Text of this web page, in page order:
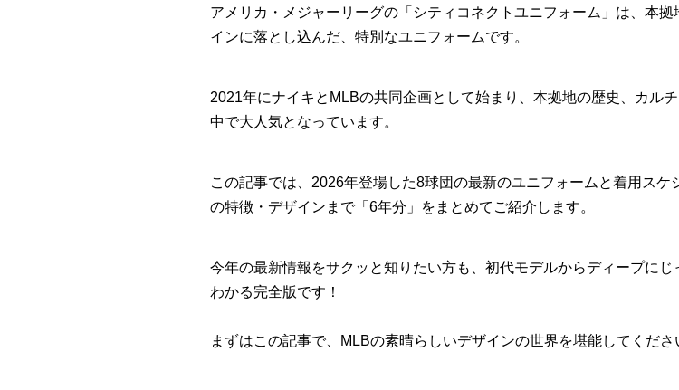
アメリカ・メジャーリーグの「シティコネクトユニフォーム」は、本
インに落とし込んだ、特別なユニフォームです。
2021年にナイキとMLBの共同企画として始まり、本拠地の歴史、カル
中で大人気となっています。
この記事では、2026年登場した8球団の最新のユニフォームと着用ス
の特徴・デザインまで「6年分」をまとめてご紹介します。
今年の最新情報をサクッと知りたい方も、初代モデルからディープに
わかる完全版です！
まずはこの記事で、MLBの素晴らしいデザインの世界を堪能してくださ